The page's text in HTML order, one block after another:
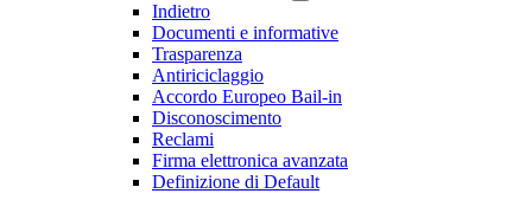
Indietro
Documenti e informative
Trasparenza
Antiriciclaggio
Accordo Europeo Bail-in
Disconoscimento
Reclami
Firma elettronica avanzata
Definizione di Default